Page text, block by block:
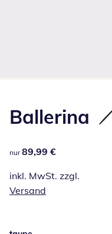
Ballerina
89,99 €
nur 89,99 €
inkl. MwSt. zzgl.
Versand